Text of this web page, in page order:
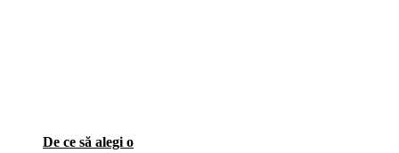
De ce să alegi o